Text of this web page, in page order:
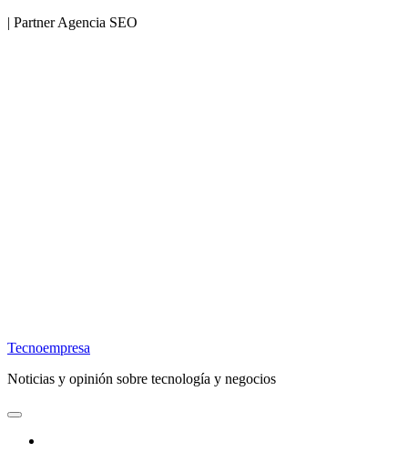
| Partner Agencia SEO
Tecnoempresa
Noticias y opinión sobre tecnología y negocios